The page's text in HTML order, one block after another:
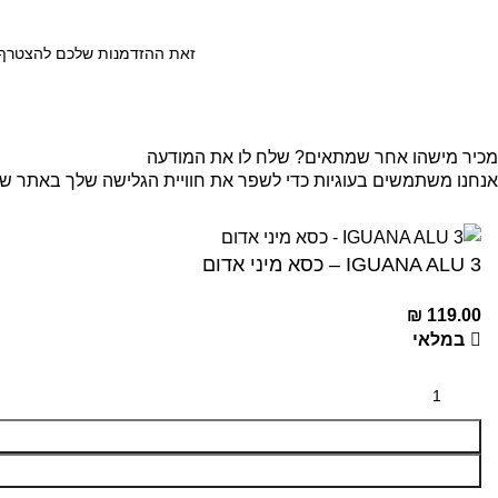
זאת ההזדמנות שלכם להצטרף
מכיר מישהו אחר שמתאים? שלח לו את המודעה
אנחנו משתמשים בעוגיות כדי לשפר את חוויית הגלישה שלך באתר
IGUANA ALU 3 – כסא מיני אדום
119.00
₪
במלאי